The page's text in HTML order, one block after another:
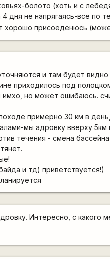
болото (хоть и с
4 дня не напрягаясь-все по
хорошо присоеденюсь
и там будет
приходилось под
имхо, но может ошибаюсь.
примерно 30 км в
мы адровку вверху
течения - смена
и тд) приветствуется!)
Интересно, с какого